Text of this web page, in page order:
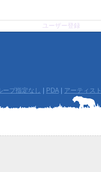
ユーザー登録
ープ指定なし PDA| アーティスト